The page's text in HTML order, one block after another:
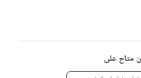
متاح على